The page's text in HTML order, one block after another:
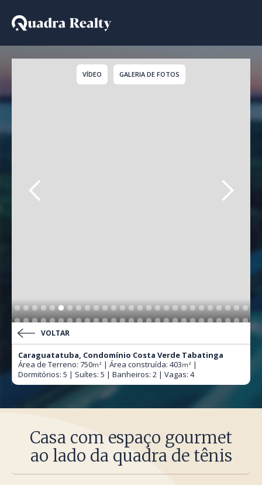
Casa De Condomínio
VÍDEO GALERIA DE FOTOS
VOLTAR
Caraguatatuba, Condomínio Costa Verde Tabatinga
Área de Terreno: 750m² | Área construída: 403m² |
Dormitórios: 5 | Suítes: 5 | Banheiros: 2 | Vagas: 4
Casa com espaço gourmet
ao lado da quadra de tênis